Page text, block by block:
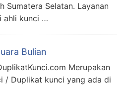
Sumatera Selatan. Layanan
ahli kunci …
Bulian
Merupakan
/ Duplikat kunci yang ada di